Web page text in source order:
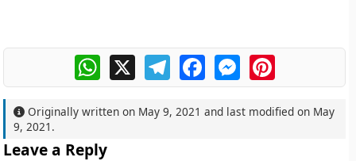
WhatsApp
X TelegramFacebookMessengerPinterest
Originally written on May 9, 2021 and last modified on May
9, 2021 .
Leave a Reply